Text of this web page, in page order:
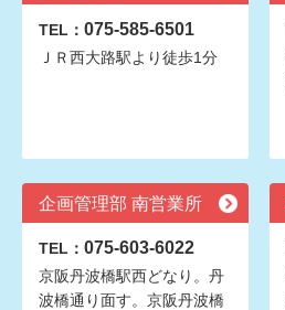
TEL： 075-585-6501
ＪＲ西大路駅より徒歩1分
企画管理部 南営業所
TEL： 075-603-6022
京阪丹波橋駅西どなり。丹
波橋通り面す。京阪丹波橋